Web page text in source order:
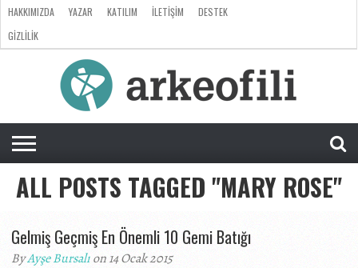
ARKEOLOJI
ANTROPOLOJI
PALEONTOLOJI
EVRIM
DOSYA
CEVAP
RÖPORTAJ
HAKKIMIZDA YAZAR KATILIM İLETIŞIM
DESTEK
GIZLILIK
ALL POSTS TAGGED "MARY ROSE"
Gelmiş Geçmiş En Önemli 10 Gemi Batığı
ByAyşe Bursalıon 14 Ocak 2015